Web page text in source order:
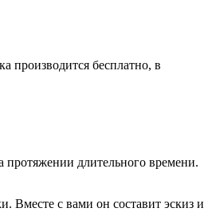
производится бесплатно, в
протяжении длительного времени.
Вместе с вами он составит эскиз и